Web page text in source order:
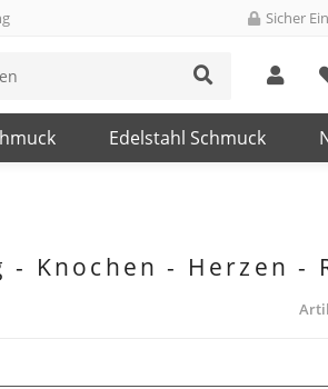
Sicher
Edelstahl Schmuck
- Knochen - Herzen -